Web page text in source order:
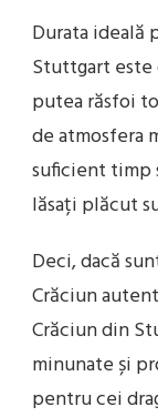
Durata ideală
Stuttgart
putea răsfoi
de atmosfera
suficient timp
lăsați plăcut
Deci, dacă
Crăciun
Crăciun din
minunate și
pentru cei